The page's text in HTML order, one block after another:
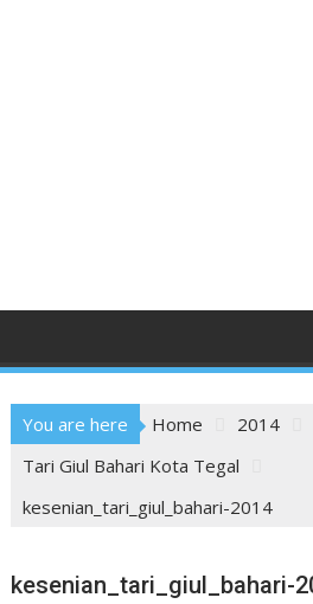
You are here Home
2014
Tari Giul Bahari Kota Tegal
kesenian_tari_giul_bahari-2014
kesenian_tari_giul_bahari-